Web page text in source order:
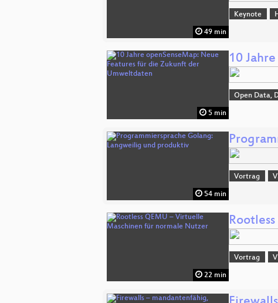
49 min
Keynote
5 min
10
Open Data,
54 min
Vortrag
22 min
Vortrag